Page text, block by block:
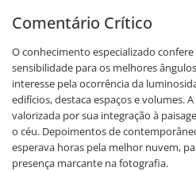
Comentário Crítico
O conhecimento especializado
sensibilidade para os melhores
interesse pela ocorrência da
edifícios, destaca espaços e volumes.
valorizada por sua integração à
o céu. Depoimentos de
esperava horas pela melhor nuvem,
presença marcante na fotografia.